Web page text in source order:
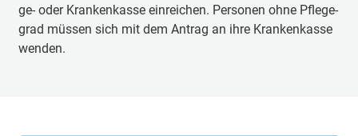
ge- oder Kran­ken­kasse ein­rei­chen. Per­so­nen ohne Pfle­ge­
grad müs­sen sich mit dem An­trag an ih­re Kran­ken­kasse
wen­den.